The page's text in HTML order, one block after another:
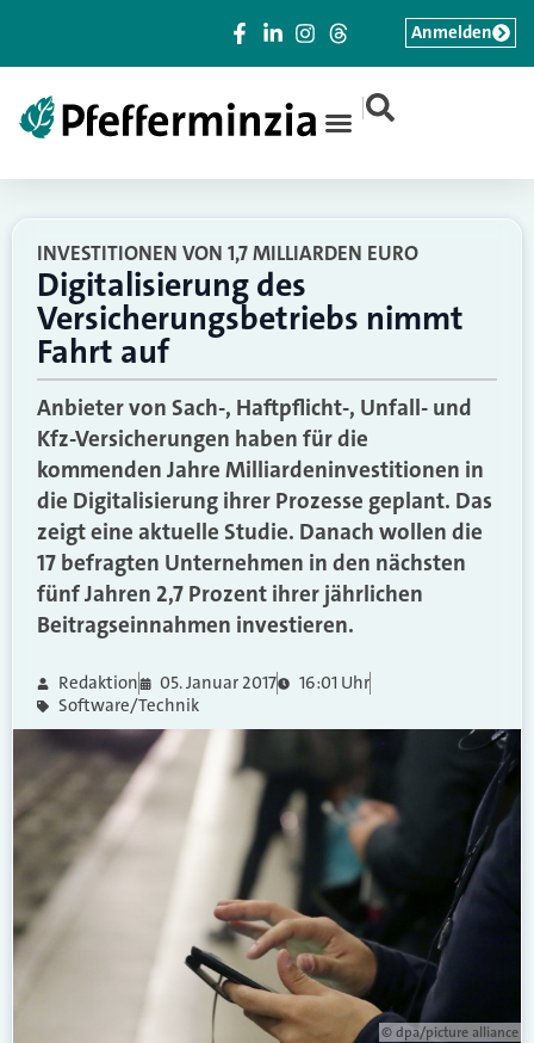
|
Anmelden
INVESTITIONEN VON 1,7 MILLIARDEN EURO
Digitalisierung des
Versicherungsbetriebs nimmt
Fahrt auf
Anbieter von Sach-, Haftpflicht-, Unfall- und
Kfz-Versicherungen haben für die
kommenden Jahre Milliardeninvestitionen in
die Digitalisierung ihrer Prozesse geplant. Das
zeigt eine aktuelle Studie. Danach wollen die
17 befragten Unternehmen in den nächsten
fünf Jahren 2,7 Prozent ihrer jährlichen
Beitragseinnahmen investieren.
Redaktion 05. Januar 2017
16:01 Uhr
Software/Technik
© dpa/picture alliance